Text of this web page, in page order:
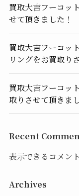
買取大吉フーコッ
せて頂きました！
買取大吉フーコッ
リングをお買取り
買取大吉フーコッ
取りさせて頂きま
Recent
表示できるコメン
Archives